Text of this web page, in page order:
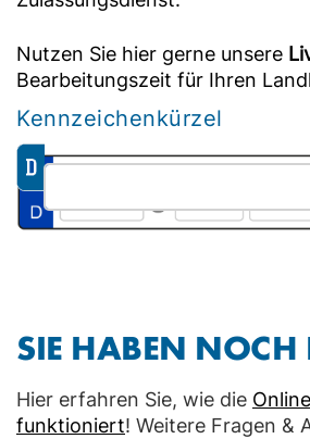
Nutzen Sie hier gerne unsere
Bearbeitungszeit für Ihren
Kennzeichenkürzel
SIE HABEN NOCH
Hier erfahren Sie, wie die
funktioniert! Weitere Fragen &